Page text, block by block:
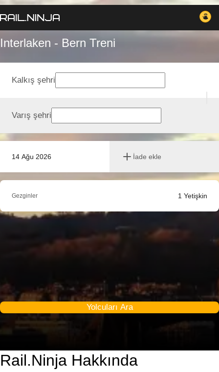
Interlaken - Bern Treni
14 Ağu 2026 İade ekle
Kalkış şehri
Varış şehri
Gezginler 1 Yetişkin
Yolcuları Ara
Rail.Ninja Hakkında